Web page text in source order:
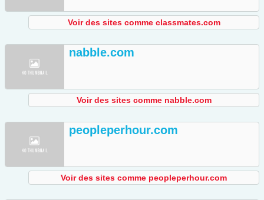
Voir des sites comme classmates.com
nabble.com
Voir des sites comme nabble.com
peopleperhour.com
Voir des sites comme peopleperhour.com